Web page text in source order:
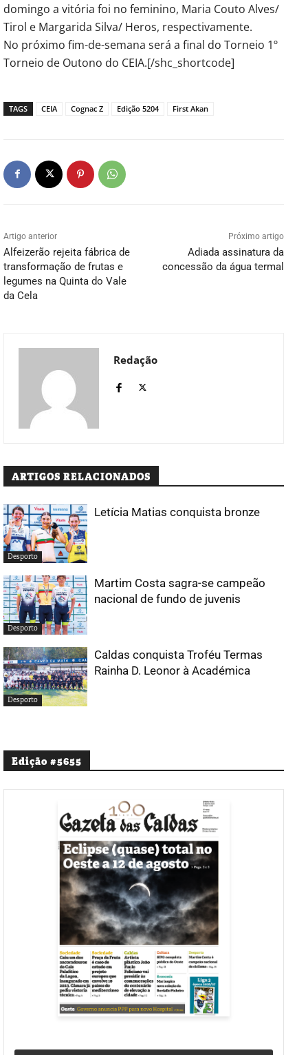
domingo a vitória foi no feminino, Maria Couto Alves/
Tirol e Margarida Silva/ Heros, respectivamente.
No próximo fim-de-semana será a final do Torneio 1º
Torneio de Outono do CEIA.[/shc_shortcode]
TAGS CEIA Cognac Z Edição 5204 First Akan
Artigo anterior
Alfeizerão rejeita fábrica de
transformação de frutas e
legumes na Quinta do Vale
da Cela
Próximo artigo
Adiada assinatura da
concessão da água termal
Redação
ARTIGOS RELACIONADOS
Desporto
Letícia Matias conquista bronze
Desporto
Martim Costa sagra-se campeão
nacional de fundo de juvenis
Desporto
Caldas conquista Troféu Termas
Rainha D. Leonor à Académica
Edição #5655